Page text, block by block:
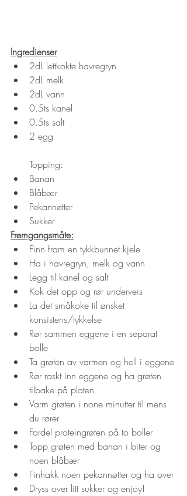
Ingredienser
2dL lettkokte havregryn
2dL melk
2dL vann
0.5ts kanel
0.5ts salt
2 egg
Topping:
Banan
Blåbær
Pekannøtter
Sukker
Fremgangsmåte:
Finn fram en tykkbunnet kjele
Ha i havregryn, melk og vann
Legg til kanel og salt
Kok det opp og rør underveis
La det småkoke til ønsket
konsistens/tykkelse
Rør sammen eggene i en separat
bolle
Ta grøten av varmen og hell i eggene
Rør raskt inn eggene og ha grøten
tilbake på platen
Varm grøten i none minutter til mens
du rører
Fordel proteingrøten på to boller
Topp grøten med banan i biter og
noen blåbær
Finhakk noen pekannøtter og ha over
Dryss over litt sukker og enjoy!